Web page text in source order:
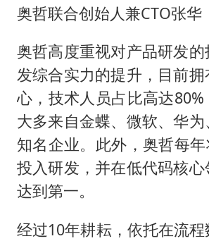
奥哲联合创始人兼CTO张华
奥哲高度重视对产品研发
发综合实力的提升，目前拥
心，技术人员占比高达
大多来自金蝶、微软、华
知名企业。此外，奥哲每
投入研发，并在低代码核
达到第一。
经过10年耕耘，依托在流